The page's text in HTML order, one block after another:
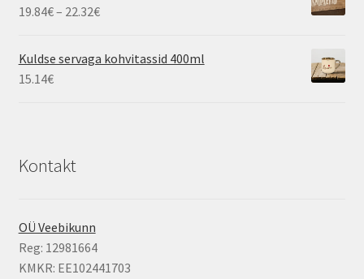
19.84€– 22.32€Hinnavahemik:
kuni
Kuldse servaga kohvitassid 400ml
15.14€
Kontakt
OÜ Veebikunn
Reg: 12981664
KMKR: EE102441703